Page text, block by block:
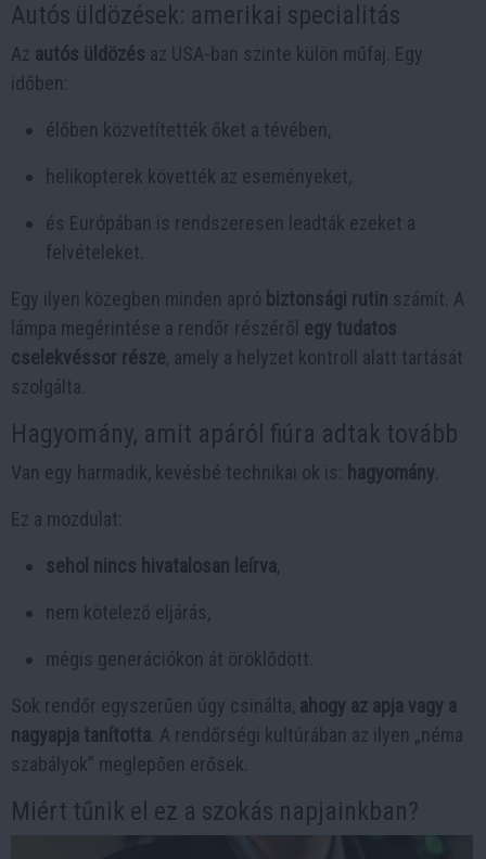
Autós üldözések: amerikai specialitás
Az autós üldözés az USA-ban szinte külön műfaj. Egy
időben:
élőben közvetítették őket a tévében,
helikopterek követték az eseményeket,
és Európában is rendszeresen leadták ezeket a
felvételeket.
Egy ilyen közegben minden apró biztonsági rutin számít. A
lámpa megérintése a rendőr részéről egy tudatos
cselekvéssor része, amely a helyzet kontroll alatt tartását
szolgálta.
Hagyomány, amit apáról fiúra adtak tovább
Van egy harmadik, kevésbé technikai ok is: hagyomány
Ez a mozdulat:
sehol nincs hivatalosan leírva,
nem kötelező eljárás,
mégis generációkon át öröklődött.
Sok rendőr egyszerűen úgy csinálta, ahogy az apja vagy a
nagyapja tanította . A rendőrségi kultúrában az ilyen „néma
szabályok” meglepően erősek.
Miért tűnik el ez a szokás napjainkban?